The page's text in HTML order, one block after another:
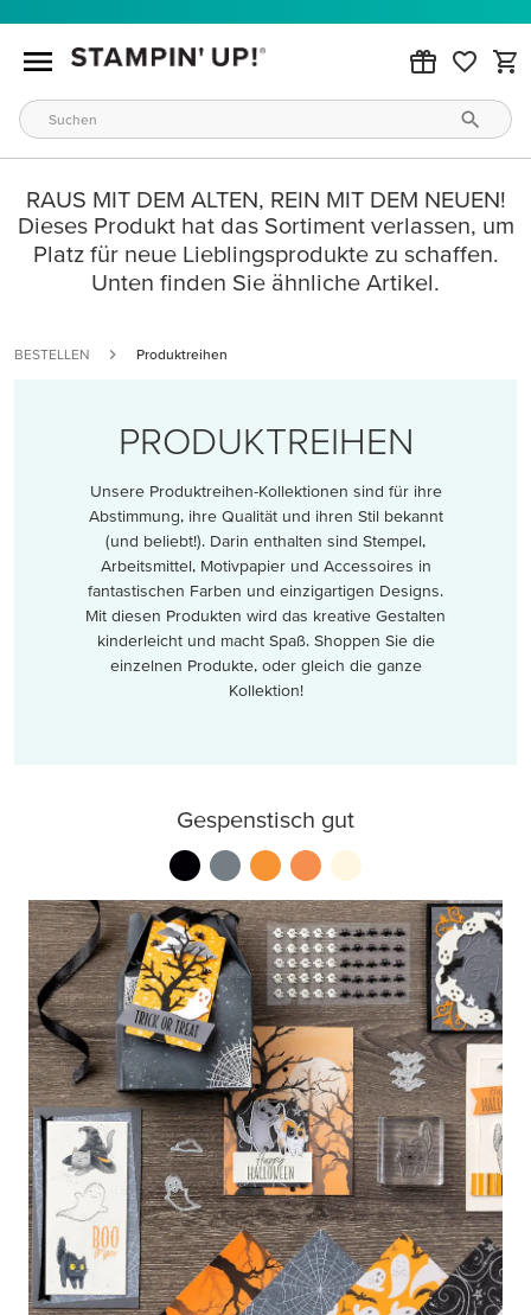
RAUS MIT DEM ALTEN, REIN MIT DEM NEUEN!
Dieses Produkt hat das Sortiment verlassen, um
Platz für neue Lieblingsprodukte zu schaffen.
Unten finden Sie ähnliche Artikel.
BESTELLEN Produktreihen
PRODUKTREIHEN
Unsere Produktreihen-Kollektionen sind für ihre
Abstimmung, ihre Qualität und ihren Stil bekannt
(und beliebt!). Darin enthalten sind Stempel,
Arbeitsmittel, Motivpapier und Accessoires in
fantastischen Farben und einzigartigen Designs.
Mit diesen Produkten wird das kreative Gestalten
kinderleicht und macht Spaß. Shoppen Sie die
einzelnen Produkte, oder gleich die ganze
Kollektion!
Gespenstisch gut